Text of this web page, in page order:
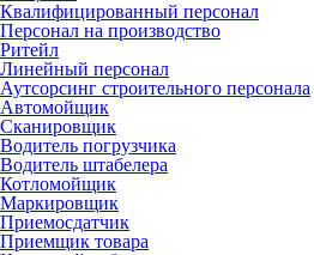
Квалифицированный персонал
Персонал на производство
Ритейл
Линейный персонал
Аутсорсинг строительного персонала
Автомойщик
Сканировщик
Водитель погрузчика
Водитель штабелера
Котломойщик
Маркировщик
Приемосдатчик
Приемщик товара